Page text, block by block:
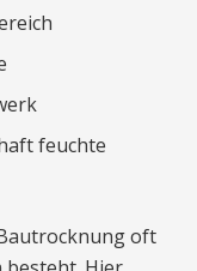
feuchte
oft